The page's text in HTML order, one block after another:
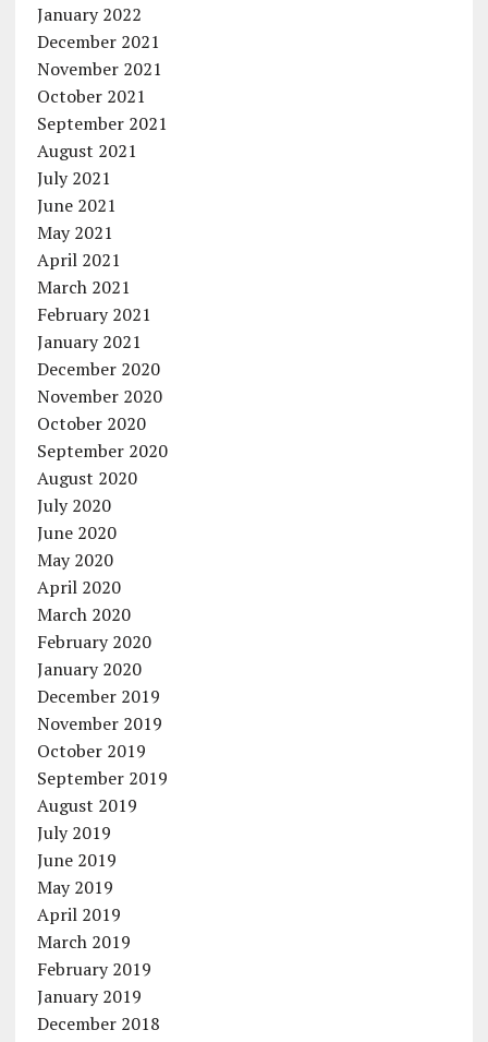
January 2022
December 2021
November 2021
October 2021
September 2021
August 2021
July 2021
June 2021
May 2021
April 2021
March 2021
February 2021
January 2021
December 2020
November 2020
October 2020
September 2020
August 2020
July 2020
June 2020
May 2020
April 2020
March 2020
February 2020
January 2020
December 2019
November 2019
October 2019
September 2019
August 2019
July 2019
June 2019
May 2019
April 2019
March 2019
February 2019
January 2019
December 2018